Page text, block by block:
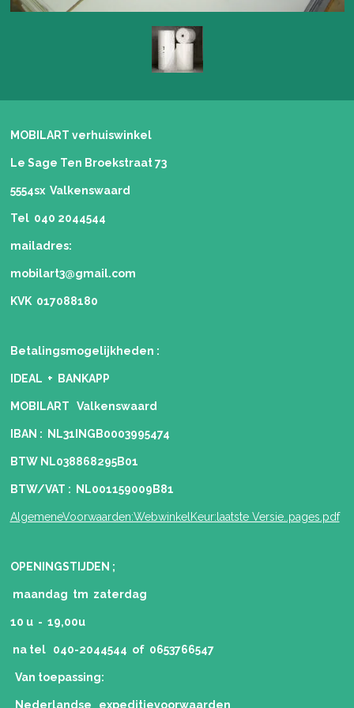
MOBILART verhuiswinkel
Le Sage Ten Broekstraat 73
5554sx Valkenswaard
Tel 040 2044544
mailadres:
mobilart3@gmail.com
KVK 017088180
Betalingsmogelijkheden :
IDEAL + BANKAPP
MOBILART Valkenswaard
IBAN : NL31INGB0003995474
BTW NL038868295B01
BTW/VAT : NL001159009B81
AlgemeneVoorwaarden:WebwinkelKeur:laatste Versie..pages.pdf
OPENINGSTIJDEN ;
maandag tm zaterdag
10 u - 19,00u
na tel 040-2044544 of 0653766547
Van toepassing:
Nederlandse expeditievoorwaarden